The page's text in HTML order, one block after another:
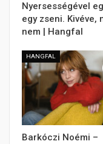
Nyersességével
egy zseni. Kivéve,
nem | Hangfal
HANGFAL
Barkóczi Noémi –